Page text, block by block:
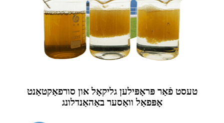
טעסט פֿאַר פּראָפּילען גליקאָל און סורפאַקטאַנט
אָפּפאַל וואַסער באַהאַנדלונג